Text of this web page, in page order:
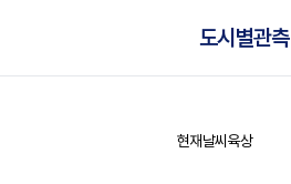
도시별관측
홈
현재날씨 육상